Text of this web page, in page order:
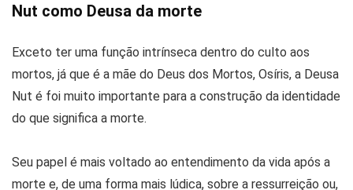
Nut como Deusa da morte
Exceto ter uma função intrínseca dentro do culto aos
mortos, já que é a mãe do Deus dos Mortos, Osíris, a Deusa
Nut é foi muito importante para a construção da identidade
do que significa a morte.
Seu papel é mais voltado ao entendimento da vida após a
morte e, de uma forma mais lúdica, sobre a ressurreição ou,